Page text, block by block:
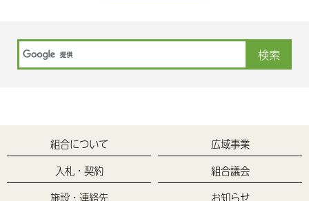
組合について
広域事業
入札・契約
組合議会
施設・連絡先
お知らせ